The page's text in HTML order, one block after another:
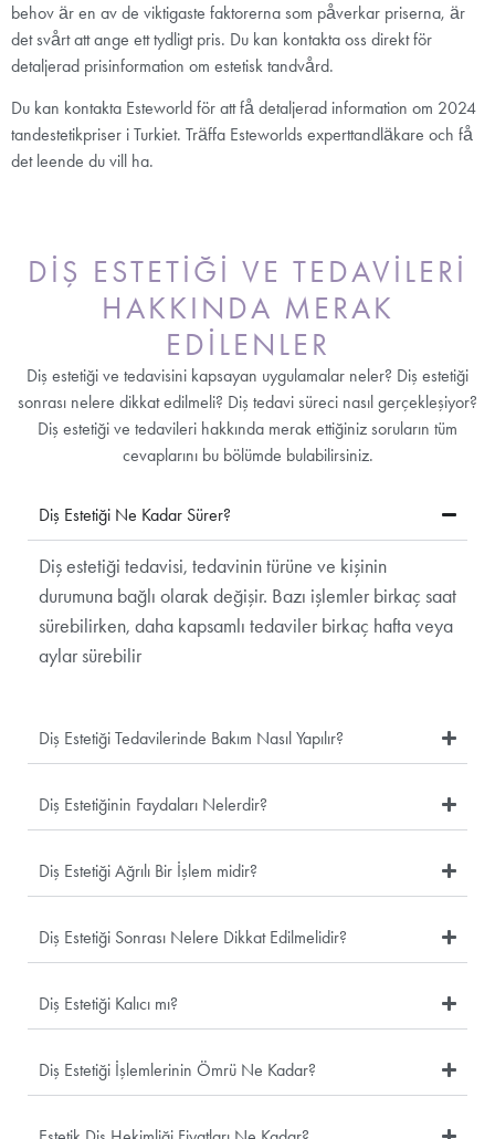
behov är en av de viktigaste faktorerna som påverkar priserna, är
det svårt att ange ett tydligt pris. Du kan kontakta oss direkt för
detaljerad prisinformation om estetisk tandvård.
Du kan kontakta Esteworld för att få detaljerad information om 2024
tandestetikpriser i Turkiet. Träffa Esteworlds experttandläkare och få
det leende du vill ha.
DİŞ ESTETİĞİ VE TEDAVİLERİ
HAKKINDA MERAK
EDİLENLER
Diş estetiği ve tedavisini kapsayan uygulamalar neler? Diş estetiği
sonrası nelere dikkat edilmeli? Diş tedavi süreci nasıl gerçekleşiyor?
Diş estetiği ve tedavileri hakkında merak ettiğiniz soruların tüm
cevaplarını bu bölümde bulabilirsiniz.
Diş Estetiği Ne Kadar Sürer?
Diş estetiği tedavisi, tedavinin türüne ve kişinin
durumuna bağlı olarak değişir. Bazı işlemler birkaç saat
sürebilirken, daha kapsamlı tedaviler birkaç hafta veya
aylar sürebilir
Diş Estetiği Tedavilerinde Bakım Nasıl Yapılır?
Diş Estetiğinin Faydaları Nelerdir?
Diş Estetiği Ağrılı Bir İşlem midir?
Diş Estetiği Sonrası Nelere Dikkat Edilmelidir?
Diş Estetiği Kalıcı mı?
Diş Estetiği İşlemlerinin Ömrü Ne Kadar?